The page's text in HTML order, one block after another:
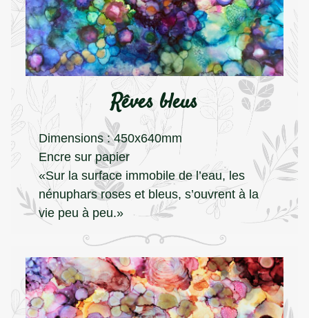
Rêves bleus
Dimensions : 450x640mm
Encre sur papier
«Sur la surface immobile de l’eau, les
nénuphars roses et bleus, s’ouvrent à la
vie peu à peu.»